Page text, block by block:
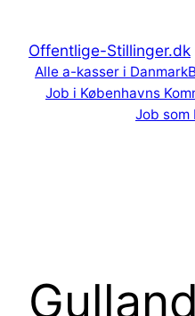
indholdOffentlige-Stillinger.dk
Alle a-kasser i Danmark
Job i Københavns
Job